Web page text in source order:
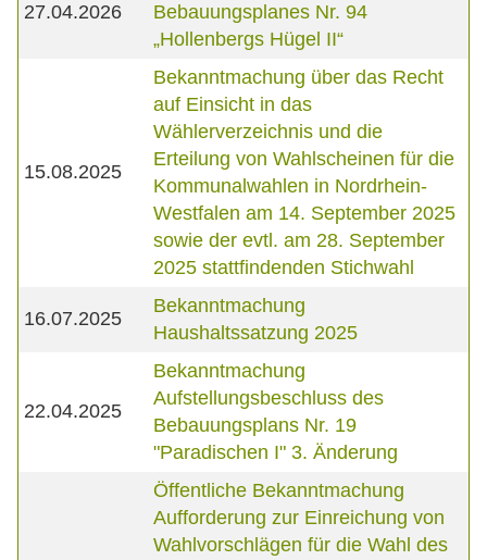
27.04.2026
Bebauungsplanes Nr. 94
„Hollenbergs Hügel II“
15.08.2025
Bekanntmachung über das Recht
auf Einsicht in das
Wählerverzeichnis und die
Erteilung von Wahlscheinen für die
Kommunalwahlen in Nordrhein-
Westfalen am 14. September 2025
sowie der evtl. am 28. September
2025 stattfindenden Stichwahl
16.07.2025
Bekanntmachung
Haushaltssatzung 2025
22.04.2025
Bekanntmachung
Aufstellungsbeschluss des
Bebauungsplans Nr. 19
"Paradischen I" 3. Änderung
Öffentliche Bekanntmachung
Aufforderung zur Einreichung von
Wahlvorschlägen für die Wahl des